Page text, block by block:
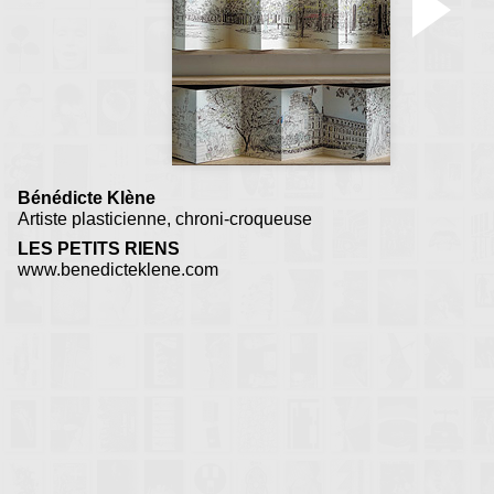
Bénédicte Klène
Artiste plasticienne, chroni-croqueuse
LES PETITS RIENS
www.benedicteklene.com